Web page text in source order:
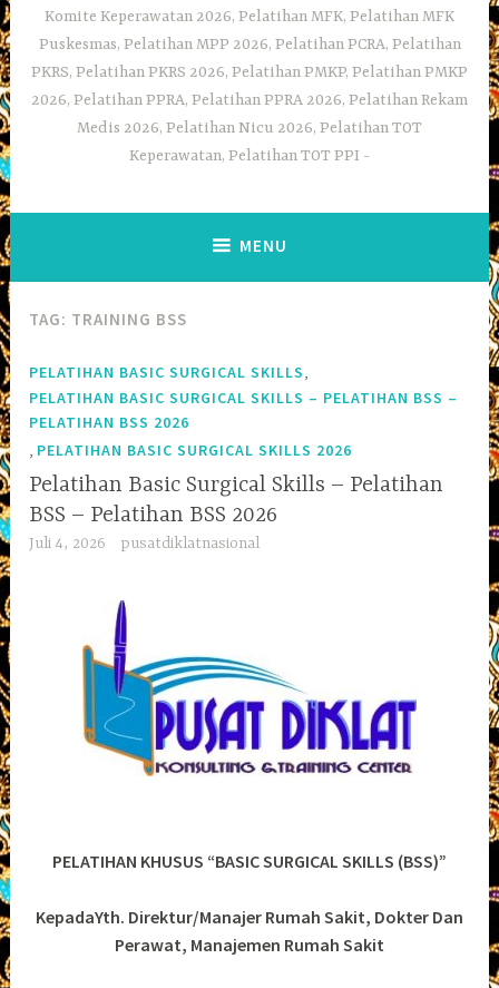
Komite Keperawatan 2026, Pelatihan MFK, Pelatihan MFK
Puskesmas, Pelatihan MPP 2026, Pelatihan PCRA, Pelatihan
PKRS, Pelatihan PKRS 2026, Pelatihan PMKP, Pelatihan PMKP
2026, Pelatihan PPRA, Pelatihan PPRA 2026, Pelatihan Rekam
Medis 2026, Pelatihan Nicu 2026, Pelatihan TOT
Keperawatan, Pelatihan TOT PPI
MENU
TAG: TRAINING BSS
PELATIHAN BASIC SURGICAL SKILLS
PELATIHAN BASIC SURGICAL SKILLS – PELATIHAN BSS –
PELATIHAN BSS 2026
PELATIHAN BASIC SURGICAL SKILLS 2026
Pelatihan Basic Surgical Skills – Pelatihan
BSS – Pelatihan BSS 2026
Juli 4, 2026 pusatdiklatnasional
PELATIHAN KHUSUS “BASIC SURGICAL SKILLS (BSS)”
KepadaYth. Direktur/Manajer Rumah Sakit, Dokter Dan
Perawat, Manajemen Rumah Sakit